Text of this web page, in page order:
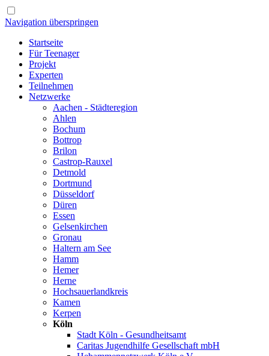
Navigation überspringen
Startseite
Für Teenager
Projekt
Experten
Teilnehmen
Netzwerke
Aachen - Städteregion
Ahlen
Bochum
Bottrop
Brilon
Castrop-Rauxel
Detmold
Dortmund
Düsseldorf
Düren
Essen
Gelsenkirchen
Gronau
Haltern am See
Hamm
Hemer
Herne
Hochsauerlandkreis
Kamen
Kerpen
Köln
Stadt Köln - Gesundheitsamt
Caritas Jugendhilfe Gesellschaft mbH